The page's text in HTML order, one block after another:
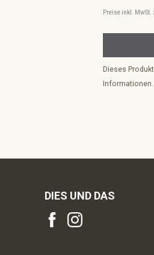
Preise inkl.
Dieses
Informationen.
DIES UND DAS